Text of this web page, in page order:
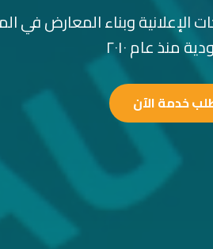
وبناء المعارض في
منذ عام ٢٠١٠
خدمة الآن